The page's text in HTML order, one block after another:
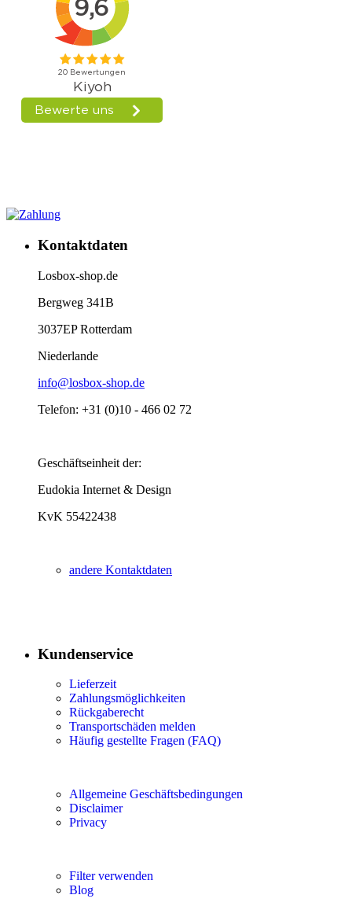
Kontaktdaten
Losbox-shop.de
Bergweg 341B
3037EP Rotterdam
Niederlande
info@losbox-shop.de
Telefon: +31 (0)10 - 466 02 72
Geschäftseinheit der:
Eudokia Internet & Design
KvK 55422438
andere Kontaktdaten
Kundenservice
Lieferzeit
Zahlungsmöglichkeiten
Rückgaberecht
Transportschäden melden
Häufig gestellte Fragen (FAQ)
Allgemeine Geschäftsbedingungen
Disclaimer
Privacy
Filter verwenden
Blog